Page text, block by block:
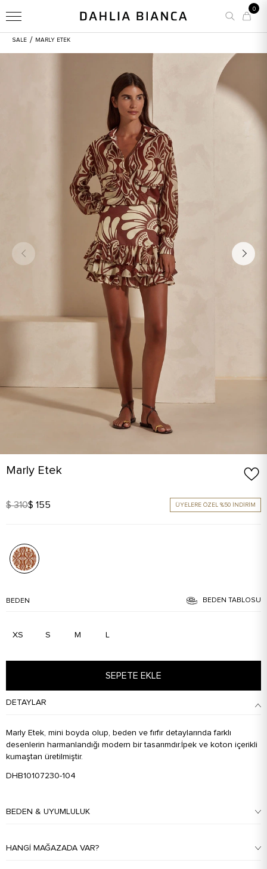
0
SALE / MARLY ETEK
Marly Etek
$ 310$ 155 ÜYELERE ÖZEL %50 İNDİRİM
BEDEN BEDEN TABLOSU
XS S M L
SEPETE EKLE
DETAYLAR
Marly Etek, mini boyda olup, beden ve fırfır detaylarında farklı
desenlerin harmanlandığı modern bir tasarımdır.İpek ve koton içerikli
kumaştan üretilmiştir.
DHB10107230-104
BEDEN & UYUMLULUK
HANGI MAĞAZADA VAR?